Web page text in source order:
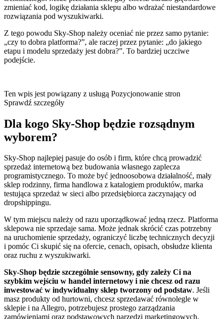
zmieniać kod, logikę działania sklepu albo wdrażać niestandardowe
rozwiązania pod wyszukiwarki.
Z tego powodu Sky-Shop należy oceniać nie przez samo pytanie:
„czy to dobra platforma?”, ale raczej przez pytanie: „do jakiego
etapu i modelu sprzedaży jest dobra?”. To bardziej uczciwe
podejście.
Ten wpis jest powiązany z usługą Pozycjonowanie stron
Sprawdź szczegóły
Dla kogo Sky-Shop będzie rozsądnym
wyborem?
Sky-Shop najlepiej pasuje do osób i firm, które chcą prowadzić
sprzedaż internetową bez budowania własnego zaplecza
programistycznego. To może być jednoosobowa działalność, mały
sklep rodzinny, firma handlowa z katalogiem produktów, marka
testująca sprzedaż w sieci albo przedsiębiorca zaczynający od
dropshippingu.
W tym miejscu należy od razu uporządkować jedną rzecz. Platforma
sklepowa nie sprzedaje sama. Może jednak skrócić czas potrzebny
na uruchomienie sprzedaży, ograniczyć liczbę technicznych decyzji
i pomóc Ci skupić się na ofercie, cenach, opisach, obsłudze klienta
oraz ruchu z wyszukiwarki.
Sky-Shop będzie szczególnie sensowny, gdy zależy Ci na
szybkim wejściu w handel internetowy i nie chcesz od razu
inwestować w indywidualny sklep tworzony od podstaw. Jeśli
masz produkty od hurtowni, chcesz sprzedawać równolegle w
sklepie i na Allegro, potrzebujesz prostego zarządzania
zamówieniami oraz podstawowych narzędzi marketingowych,